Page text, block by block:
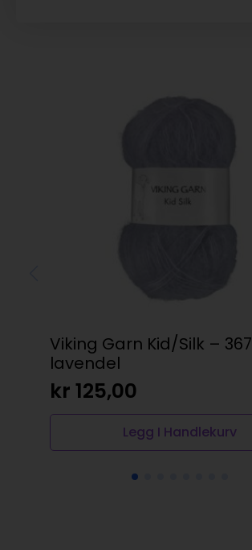
Viking Garn Kid/Silk – 367
lavendel
kr 125,00
Legg I Handlekurv